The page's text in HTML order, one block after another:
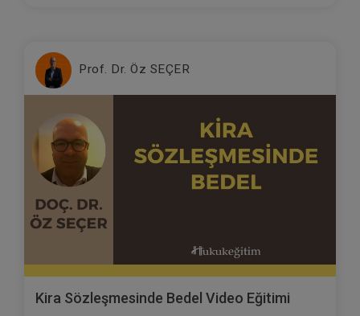
Prof. Dr. Öz SEÇER
Kira Sözleşmesinde Bedel Video Eğitimi